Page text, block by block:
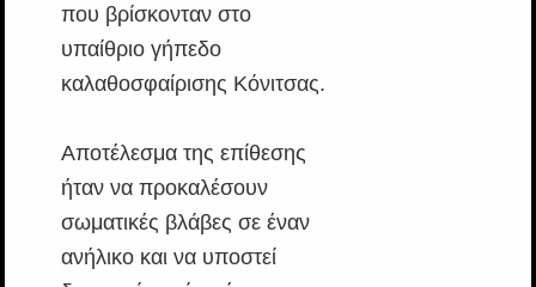
που βρίσκονταν στο
υπαίθριο γήπεδο
καλαθοσφαίρισης Κόνιτσας.
Αποτέλεσμα της επίθεσης
ήταν να προκαλέσουν
σωματικές βλάβες σε έναν
ανήλικο και να υποστεί